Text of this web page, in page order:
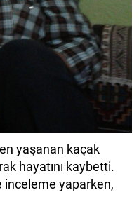
yaşanan kaçak
hayatını kaybetti.
yaparken,